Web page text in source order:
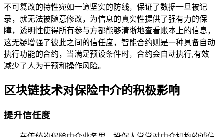
不可篡改的特性宛如一道坚实的防线，保证了数据一旦被记
录，就无法被随意修改，为信息的真实性提供了强有力的保
障，透明性使得所有参与方都能够清晰地查看账本上的信息，
这无疑增强了彼此之间的信任度，智能合约则是一种具备自动
执行功能的合约，当满足预设条件时，合约会自动执行,有效
减少了人为干预和操作风险。
区块链技术对保险中介的积极影响
提升信任度